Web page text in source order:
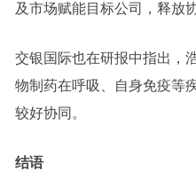
及市场赋能目标公司，释放
交银国际也在研报中指出，
物制药在呼吸、自身免疫等
较好协同。
结语